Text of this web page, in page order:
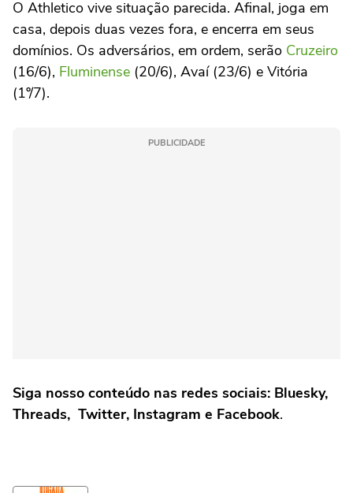
O Athletico vive situação parecida. Afinal, joga em
casa, depois duas vezes fora, e encerra em seus
domínios. Os adversários, em ordem, serão Cruzeiro
(16/6), Fluminense (20/6), Avaí (23/6) e Vitória
(1º/7).
PUBLICIDADE
Siga nosso conteúdo nas redes sociais: Bluesky,
Threads, Twitter, Instagram e Facebook.